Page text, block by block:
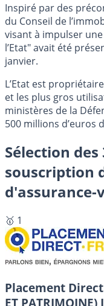
Inspiré par des
du Conseil de
visant à impulser
l’Etat" avait été
janvier.
L’Etat est
et les plus gros
ministères de la
500 millions d’euros
Sélection
souscription
d'assurance-
🥇 1
Placement Direct
ET PATRIMOINE)